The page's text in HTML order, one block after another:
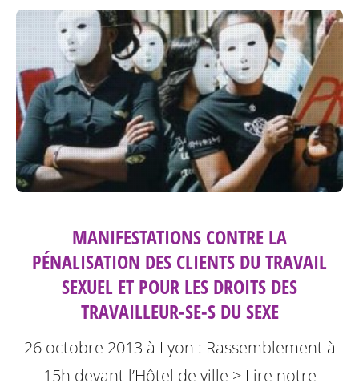
MANIFESTATIONS CONTRE LA
PÉNALISATION DES CLIENTS DU TRAVAIL
SEXUEL ET POUR LES DROITS DES
TRAVAILLEUR-SE-S DU SEXE
26 octobre 2013 à Lyon : Rassemblement à
15h devant l’Hôtel de ville > Lire notre